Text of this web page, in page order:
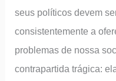
seus políticos devem
consistentemente a
problemas de nossa
contrapartida trágica: